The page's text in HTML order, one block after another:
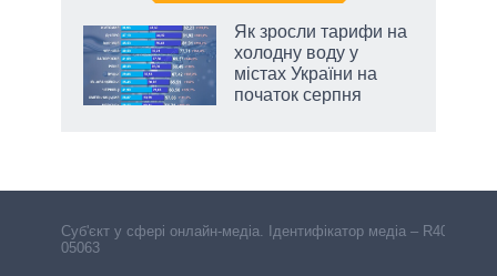
Як зросли тарифи на
холодну воду у
містах України на
початок серпня
Cуб'єкт у сфері онлайн-медіа. Ідентифікатор медіа – R40-
05063